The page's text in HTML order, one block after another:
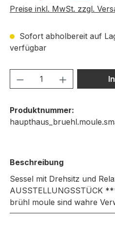
Preise inkl. MwSt. zzgl.
Sofort abholbereit auf
verfügbar
Produkt Anzahl:
Produktnummer:
Beschreibung
Sessel mit Drehsitz und
AUSSTELLUNGSSTÜCK
brühl moule sind wahre